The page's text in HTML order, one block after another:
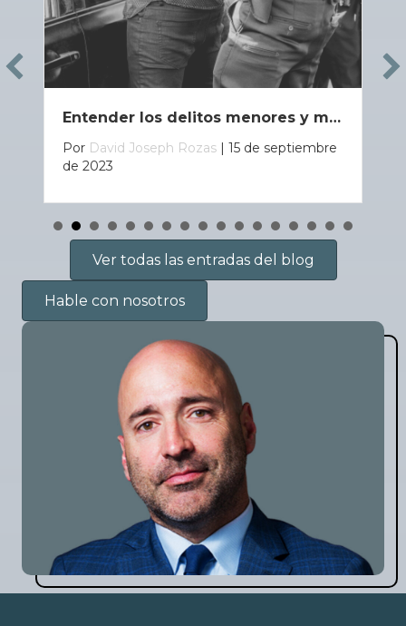
Entender los delitos menores y mayores según la ley de Luisiana
Por David Joseph Rozas | 15 de septiembre
de 2023
Ver todas las entradas del blog
Hable con nosotros